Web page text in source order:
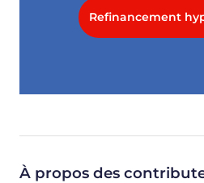
Refinancement
À propos des